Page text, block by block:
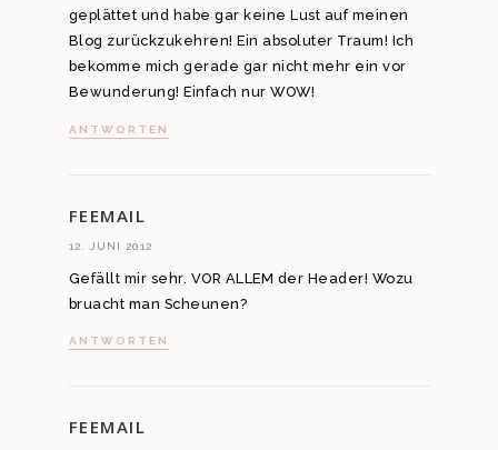
geplättet und habe gar keine Lust auf meinen
Blog zurückzukehren! Ein absoluter Traum! Ich
bekomme mich gerade gar nicht mehr ein vor
Bewunderung! Einfach nur WOW!
ANTWORTEN
FEEMAIL
12. JUNI 2012
Gefällt mir sehr. VOR ALLEM der Header! Wozu
bruacht man Scheunen?
ANTWORTEN
FEEMAIL